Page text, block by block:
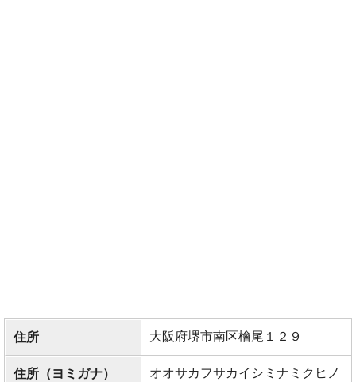
住所 大阪府堺市南区檜尾１２９
住所（ヨミガナ）
オオサカフサカイシミナミクヒノ